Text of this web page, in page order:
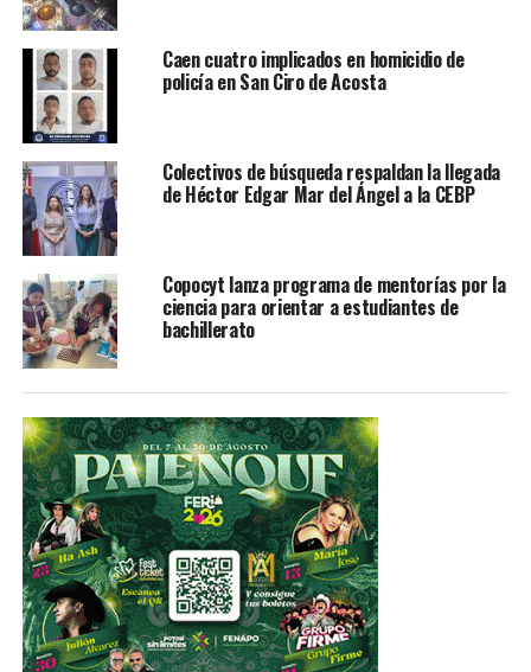
de montaña profesional y participó en el 2010 en el
circuito panamericano en Guatemala. En el año 2015
acudió al circuito en Europa y en 2017 participó en el
Panamericano en Colombia donde obtuvo medalla de
plata.
Entre sus metas se encuentra participar en los juegos
olímpicos.
TEMAS RELACIONADOS FEATURED
YA VIENE
Invitan a Pedro Carrizales El Mijis a la fiesta brava
NO TE PIERDAS
Muere al estrellar su carro contra un cerro
Caen cuatro implicados en homicidio de
policía en San Ciro de Acosta
Colectivos de búsqueda respaldan la llegada
de Héctor Edgar Mar del Ángel a la CEBP
Copocyt lanza programa de mentorías por la
ciencia para orientar a estudiantes de
bachillerato